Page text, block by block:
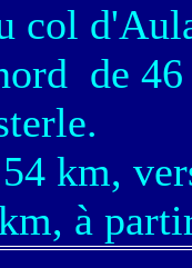
col
de 46
km,
à